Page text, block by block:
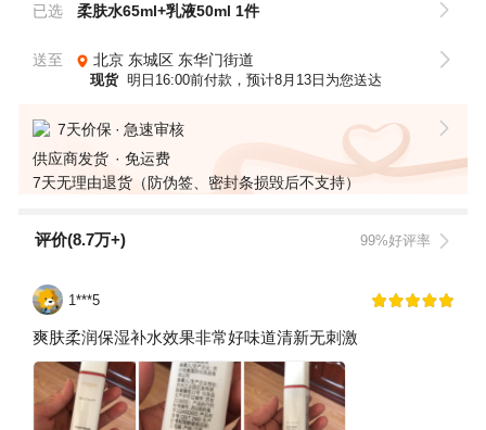
已选 柔肤水65ml+乳液50ml 1件
送至 北京 东城区 东华门街道
现货 明日16:00前付款，预计8月13日为您送达
7天价保
急速审核
供应商发货
免运费
7天无理由退货（防伪签、密封条损毁后不支持）
评价(8.7万+) 99%好评率
1***5
爽肤柔润保湿补水效果非常好味道清新无刺激